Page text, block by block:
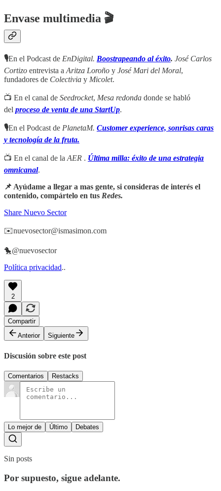
Envase multimedia 🎬
🎙En el Podcast de EnDigital. Boostrapeando al éxito. José Carlos
Cortizo entrevista a Aritza Loroño y José Mari del Moral,
fundadores de Colectivia y Micolet.
📺 En el canal de Seedrocket, Mesa redonda donde se habló
del proceso de venta de una StartUp.
🎙En el Podcast de PlanetaM. Customer experience, sonrisas caras
y tecnología de la fruta.
📺 En el canal de la AER . Última milla: éxito de una estrategia
omnicanal.
📌 Ayúdame a llegar a mas gente, si consideras de interés el
contenido, compártelo en tus Redes.
Share Nuevo Sector
✉️nuevosector@ismasimon.com
🐤@nuevosector
Política privacidad..
2
Compartir
Anterior
Siguiente
Discusión sobre este post
Comentarios Restacks
Lo mejor de Último Debates
Sin posts
Por supuesto, sigue adelante.